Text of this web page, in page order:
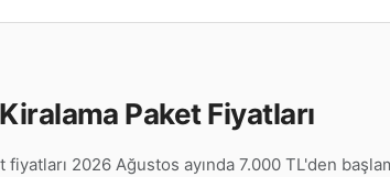
Paket Fiyatları
fiyatları 2026 Ağustos ayında 7.000 TL'den